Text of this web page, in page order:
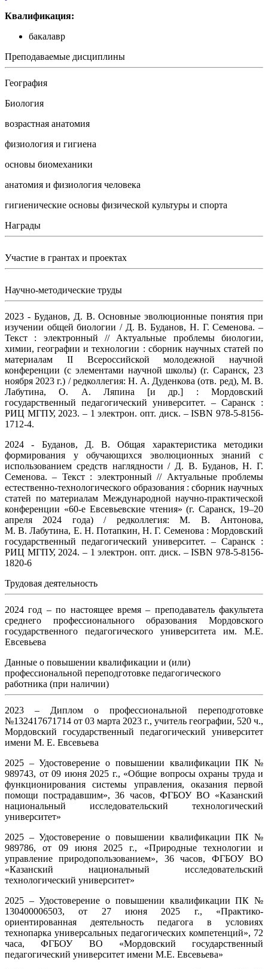
Квалификация:
бакалавр
Преподаваемые дисциплины
География
Биология
возрастная анатомия
физиология и гигиена
основы биомеханики
анатомия и физиология человека
гигиенические основы физической культуры и спорта
Награды
Участие в грантах и проектах
Научно-методические труды
2023 - Буданов, Д. В. Основные эволюционные понятия при
изучении общей биологии / Д. В. Буданов, Н. Г. Семенова. –
Текст : электронный // Актуальные проблемы биологии,
химии, географии и технологии : сборник научных статей по
материалам II Всероссийской молодежной научной
конференции (с элементами научной школы) (г. Саранск, 23
ноября 2023 г.) / редколлегия: Н. А. Дуденкова (отв. ред), М. В.
Лабутина, О. А. Ляпина [и др.] : Мордовский
государственный педагогический университет. – Саранск :
РИЦ МГПУ, 2023. – 1 электрон. опт. диск. – ISBN 978-5-8156-
1712-4.
2024 - Буданов, Д. В. Общая характеристика методики
формирования у обучающихся эволюционных знаний с
использованием средств наглядности / Д. В. Буданов, Н. Г.
Семенова. – Текст : электронный // Актуальные проблемы
естественно-технологического образования : сборник научных
статей по материалам Международной научно-практической
конференции «60-е Евсевьевские чтения» (г. Саранск, 19–20
апреля 2024 года) / редколлегия: М. В. Антонова,
М. В. Лабутина, Е. Н. Потапкин, Н. Г. Семенова : Мордовский
государственный педагогический университет. – Саранск :
РИЦ МГПУ, 2024. – 1 электрон. опт. диск. – ISBN 978-5-8156-
1820-6
Трудовая деятельность
2024 год – по настоящее время – преподаватель факультета
среднего профессионального образования Мордовского
государственного педагогического университета им. М.Е.
Евсевьева
Данные о повышении квалификации и (или)
профессиональной переподготовке педагогического
работника (при наличии)
2023 – Диплом о профессиональной переподготовке
№132417671714 от 03 марта 2023 г., учитель географии, 520 ч.,
Мордовский государственный педагогический университет
имени М. Е. Евсевьева
2025 – Удостоверение о повышении квалификации ПК №
989743, от 09 июня 2025 г., «Общие вопросы охраны труда и
функционирования системы управления, оказания первой
помощи пострадавшим», 36 часов, ФГБОУ ВО «Казанский
национальный исследовательский технологический
университет»
2025 – Удостоверение о повышении квалификации ПК №
989786, от 09 июня 2025 г., «Природные технологии и
управление природопользованием», 36 часов, ФГБОУ ВО
«Казанский национальный исследовательский
технологический университет»
2025 – Удостоверение о повышении квалификации ПК №
130400006503, от 27 июня 2025 г., «Практико-
ориентированная деятельность педагога в условиях
технопарка универсальных педагогических компетенций», 72
часа, ФГБОУ ВО «Мордовский государственный
педагогический университет имени М.Е. Евсевьева»